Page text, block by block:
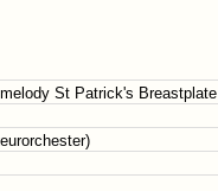
St Patrick's Breastplate